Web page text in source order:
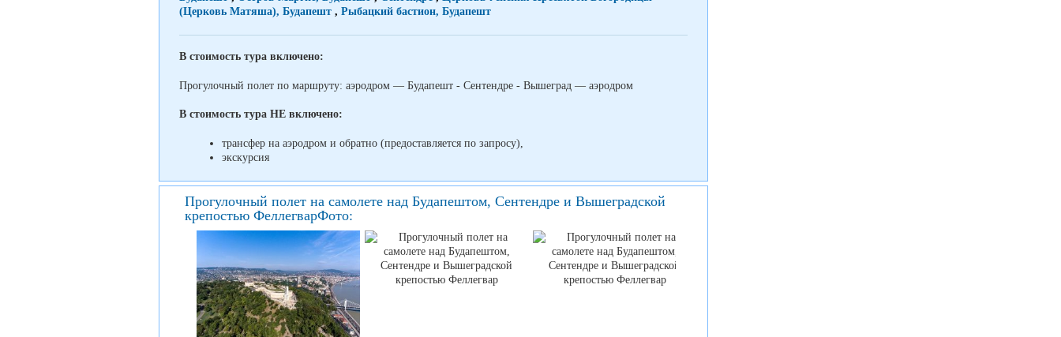
(Церковь Матяша), Будапешт , Рыбацкий бастион, Будапешт
В стоимость тура включено:
Прогулочный полет по маршруту: аэродром — Будапешт - Сентендре - Вышеград — аэродром
В стоимость тура НЕ включено:
трансфер на аэродром и обратно (предоставляется по запросу),
экскурсия
Прогулочный полет на самолете над Будапештом, Сентендре и Вышеградской
крепостью ФеллегварФото: